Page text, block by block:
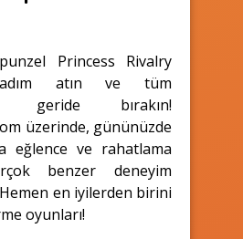
Princess Rivalry
adım atın ve tüm
geride bırakın!
üzerinde, gününüzde
eğlence ve rahatlama
benzer deneyim
en iyilerden birini
oyunları!